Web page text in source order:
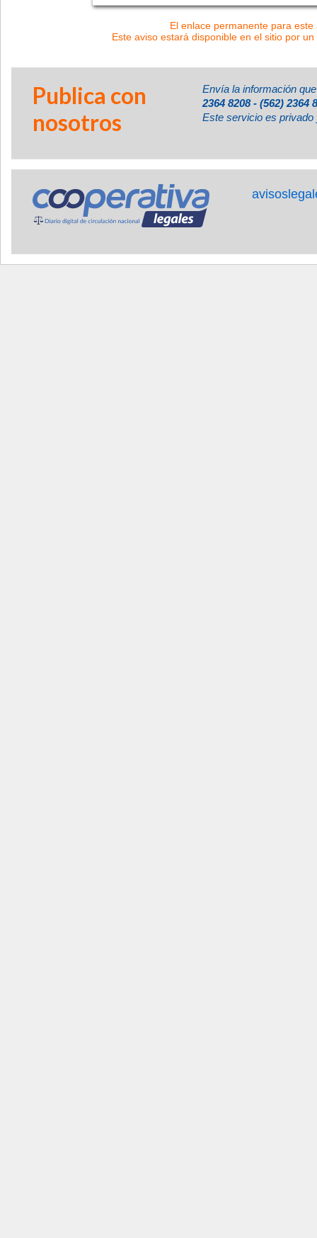
El enlace permanente para
Este aviso estará disponible en el sitio por
Publica con
nosotros
Envía la información
2364 8208 - (562) 2364
Este servicio es privado